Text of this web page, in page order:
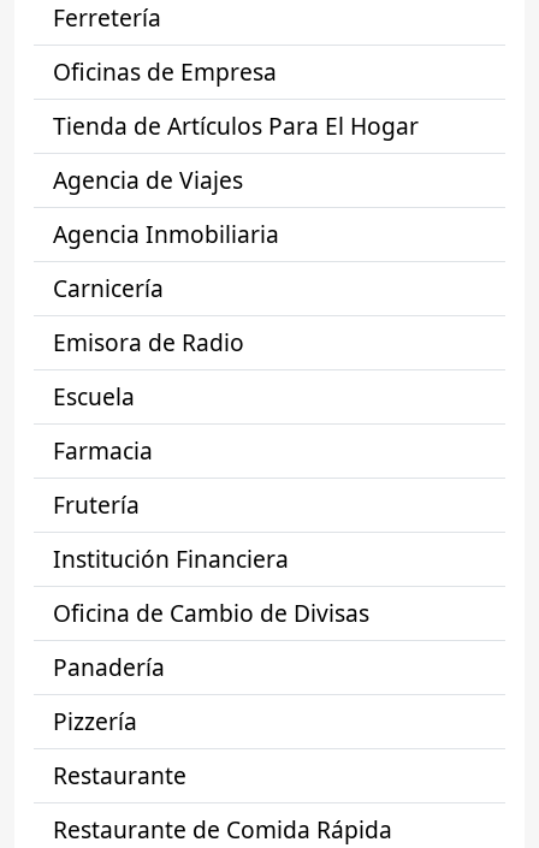
Ferretería
Oficinas de Empresa
Tienda de Artículos Para El Hogar
Agencia de Viajes
Agencia Inmobiliaria
Carnicería
Emisora de Radio
Escuela
Farmacia
Frutería
Institución Financiera
Oficina de Cambio de Divisas
Panadería
Pizzería
Restaurante
Restaurante de Comida Rápida